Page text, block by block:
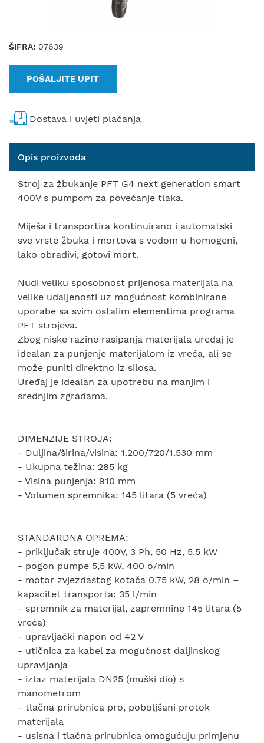
ŠIFRA: 07639
POŠALJITE UPIT
Dostava i uvjeti plaćanja
Opis proizvoda
Stroj za žbukanje PFT G4 next generation smart
400V s pumpom za povećanje tlaka.
Miješa i transportira kontinuirano i automatski
sve vrste žbuka i mortova s vodom u homogeni,
lako obradivi, gotovi mort.
Nudi veliku sposobnost prijenosa materijala na
velike udaljenosti uz mogućnost kombinirane
uporabe sa svim ostalim elementima programa
PFT strojeva.
Zbog niske razine rasipanja materijala uređaj je
idealan za punjenje materijalom iz vreća, ali se
može puniti direktno iz silosa.
Uređaj je idealan za upotrebu na manjim i
srednjim zgradama.
DIMENZIJE STROJA:
- Duljina/širina/visina: 1.200/720/1.530 mm
- Ukupna težina: 285 kg
- Visina punjenja: 910 mm
- Volumen spremnika: 145 litara (5 vreća)
STANDARDNA OPREMA:
- priključak struje 400V, 3 Ph, 50 Hz, 5.5 kW
- pogon pumpe 5,5 kW, 400 o/min
- motor zvjezdastog kotača 0,75 kW, 28 o/min –
kapacitet transporta: 35 l/min
- spremnik za materijal, zapremnine 145 litara (5
vreća)
- upravljački napon od 42 V
- utičnica za kabel za mogućnost daljinskog
upravljanja
- izlaz materijala DN25 (muški dio) s
manometrom
- tlačna prirubnica pro, poboljšani protok
materijala
- usisna i tlačna prirubnica omogućuju primjenu